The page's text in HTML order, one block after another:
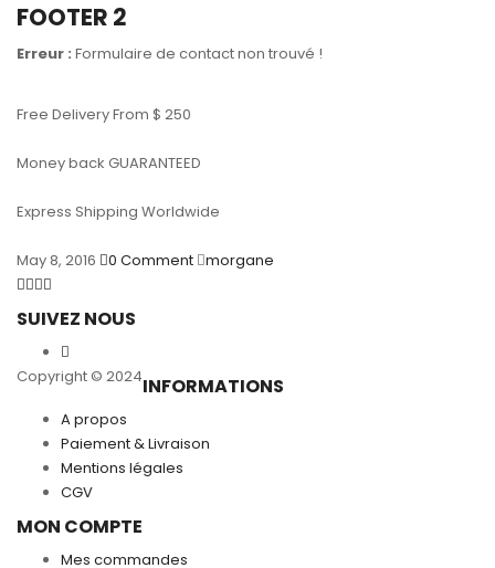
FOOTER 2
Erreur : Formulaire de contact non trouvé !
Free Delivery From $ 250
Money back GUARANTEED
Express Shipping Worldwide
May 8, 2016 0 Comment morgane
SUIVEZ NOUS
Copyright © 2024INFORMATIONS
A propos
Paiement & Livraison
Mentions légales
CGV
MON COMPTE
Mes commandes